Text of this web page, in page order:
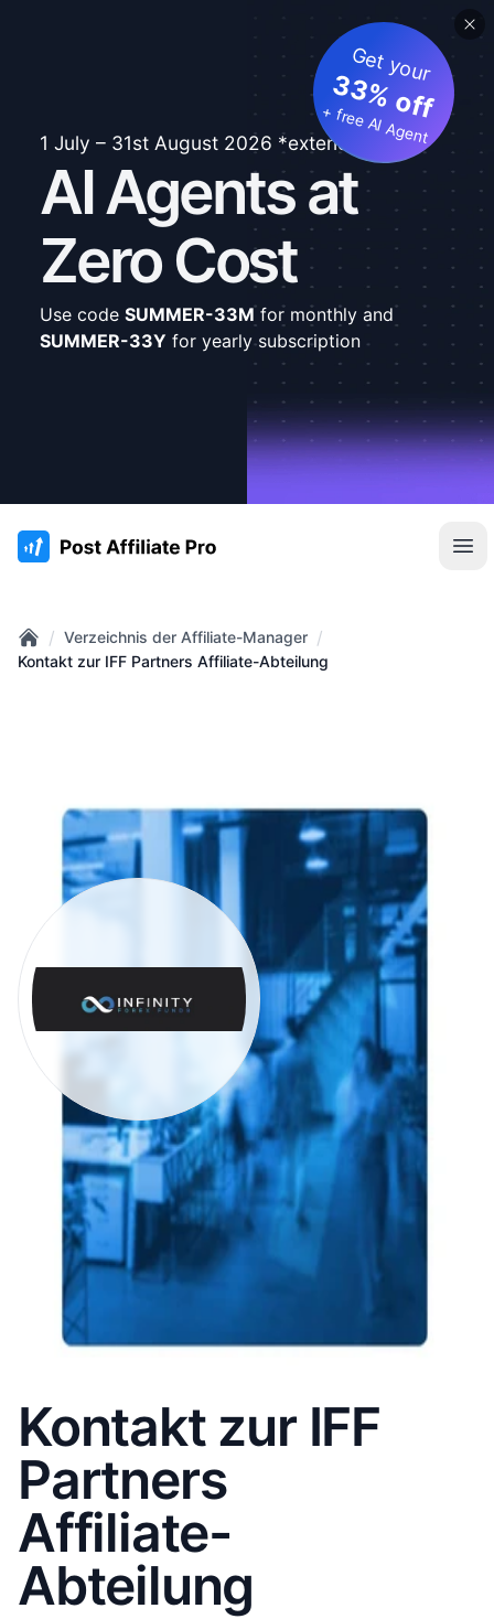
1 July – 31st August 2026 *extended
AI Agents at
Zero Cost
Get your
33% off
+ free AI Agent
Use code SUMMER-33Mfor monthly and
SUMMER-33Y for yearly subscription
:site.title
Home
/ Verzeichnis der Affiliate-Manager /
Kontakt zur IFF Partners Affiliate-Abteilung
Kontakt zur IFF
Partners
Affiliate-
Abteilung